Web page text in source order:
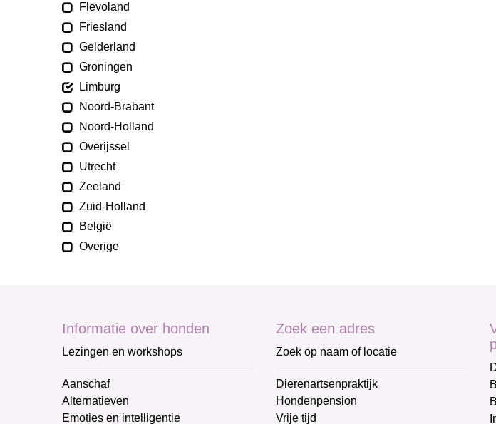
Flevoland
Friesland
Gelderland
Groningen
Limburg
Noord-Brabant
Noord-Holland
Overijssel
Utrecht
Zeeland
Zuid-Holland
België
Overige
Informatie over honden
Lezingen en workshops
Aanschaf
Alternatieven
Emoties en intelligentie
Zoek een adres
Zoek op naam of locatie
Dierenartsenpraktijk
Hondenpension
Vrije tijd